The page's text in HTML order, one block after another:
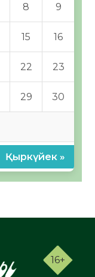
8 9
15 16
22 23
29 30
Қыркүйек »
16+